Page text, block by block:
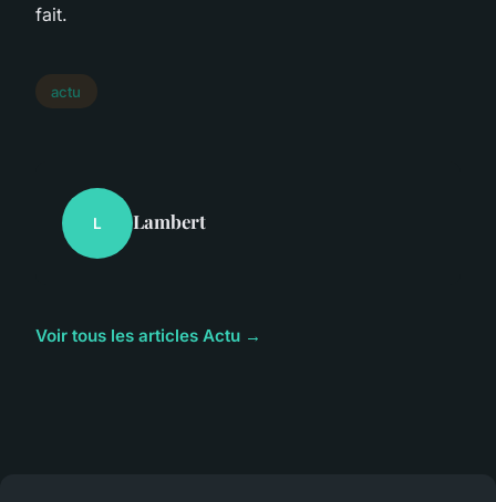
fait.
actu
L Lambert
Voir tous les articles Actu →